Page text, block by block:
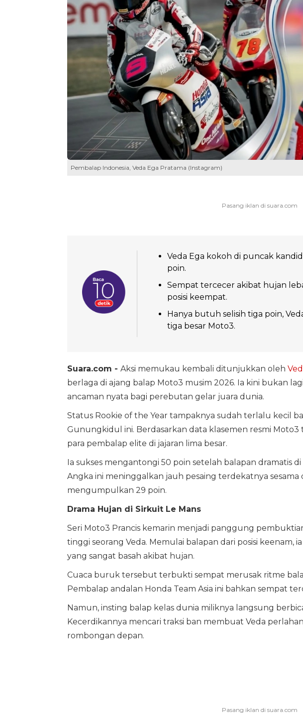
Pembalap Indonesia, Veda Ega Pratama (Instagram)
Veda Ega kokoh di puncak
poin.
Sempat tercecer akibat hujan
posisi keempat.
Hanya butuh selisih tiga poin,
tiga besar Moto3.
Suara.com - Aksi memukau kembali ditunjukkan oleh
berlaga di ajang balap Moto3 musim 2026. Ia kini bukan
ancaman nyata bagi perebutan gelar juara dunia.
Status Rookie of the Year tampaknya sudah terlalu kecil
Gunungkidul ini. Berdasarkan data klasemen resmi
para pembalap elite di jajaran lima besar.
Ia sukses mengantongi 50 poin setelah balapan dramatis
Angka ini meninggalkan jauh pesaing terdekatnya
mengumpulkan 29 poin.
Drama Hujan di Sirkuit Le Mans
Seri Moto3 Prancis kemarin menjadi panggung
tinggi seorang Veda. Memulai balapan dari posisi keenam,
yang sangat basah akibat hujan.
Cuaca buruk tersebut terbukti sempat merusak ritme
Pembalap andalan Honda Team Asia ini bahkan sempat
Namun, insting balap kelas dunia miliknya langsung
Kecerdikannya mencari traksi ban membuat Veda
rombongan depan.